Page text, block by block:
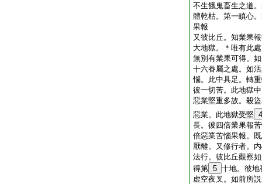
不生餓鬼畜生之道
體乾枯。第一瞋心
果報
又彼比丘。知業果
大地獄。＊唯有此
無別有業果可得。
十六眷屬之處。如
惱。此中具足。轉
彼一切苦。此地獄
惡業堅重多故。殺
惡業。此地獄受堅 4
長。彼四倍業果報
倍惡業苦惱果報。
厭離。又修行者。
法行。彼比丘觀察
得第 5 十地。彼地
虚空夜叉。如前所